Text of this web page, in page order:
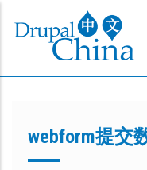
主
webform提交